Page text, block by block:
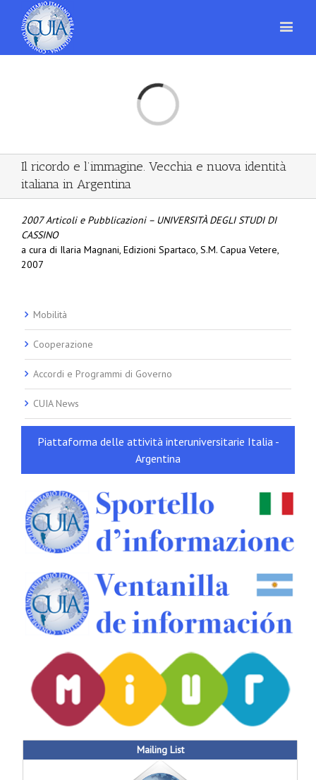
Loading...
Il ricordo e l’immagine. Vecchia e nuova identità
italiana in Argentina
2007 Articoli e Pubblicazioni – UNIVERSITÀ DEGLI STUDI DI
CASSINO
a cura di Ilaria Magnani, Edizioni Spartaco, S.M. Capua Vetere,
2007
Mobilità
Cooperazione
Accordi e Programmi di Governo
CUIA News
Piattaforma delle attività interuniversitarie Italia -
Argentina
Mailing List